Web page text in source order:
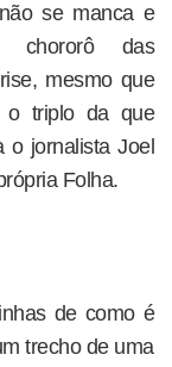
se manca e
chororô das
mesmo que
o triplo da que
o jornalista Joel
Folha.
de como é
trecho de uma